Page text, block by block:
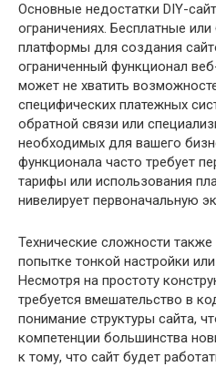
Основные недостатки DIY-
ограничениях. Бесплатные
платформы для создания
ограниченный функционал
может не хватить
специфических платежных
обратной связи или
необходимых для вашего
функционала часто требует
тарифы или использования
нивелирует первоначальную
Технические сложности также
попытке тонкой настройки
Несмотря на простоту
требуется вмешательство в
понимание структуры сайта,
компетенции большинства
к тому, что сайт будет